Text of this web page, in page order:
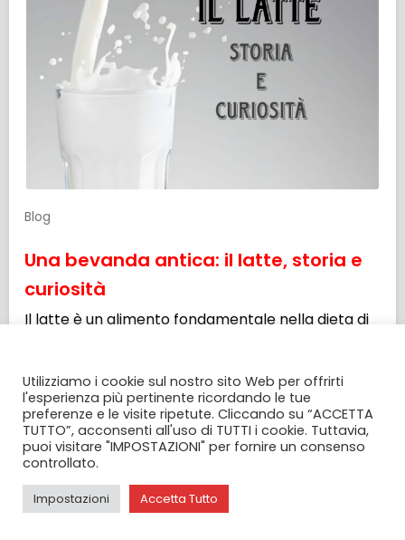
Blog
Una bevanda antica: il latte, storia e
curiosità
Il latte è un alimento fondamentale nella dieta di
Utilizziamo i cookie sul nostro sito Web per offrirti
l'esperienza più pertinente ricordando le tue
preferenze e le visite ripetute. Cliccando su “ACCETTA
TUTTO”, acconsenti all'uso di TUTTI i cookie. Tuttavia,
puoi visitare "IMPOSTAZIONI" per fornire un consenso
controllato.
Impostazioni Accetta Tutto